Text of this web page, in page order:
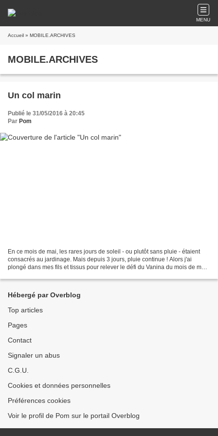
MENU
Accueil » MOBILE.ARCHIVES
MOBILE.ARCHIVES
Un col marin
Publié le 31/05/2016 à 20:45
Par Pom
En ce mois de mai, les rares jours de soleil - ou plutôt sans pluie - étaient
consacrés au jardinage. Mais depuis 3 jours, pluie continue ! Alors j'ai
plongé dans mes fils et tissus pour relever le défi du Vanina du mois de mai :
Hébergé par Overblog
Top articles
Pages
Contact
Signaler un abus
C.G.U.
Cookies et données personnelles
Préférences cookies
Voir le profil de Pom sur le portail Overblog